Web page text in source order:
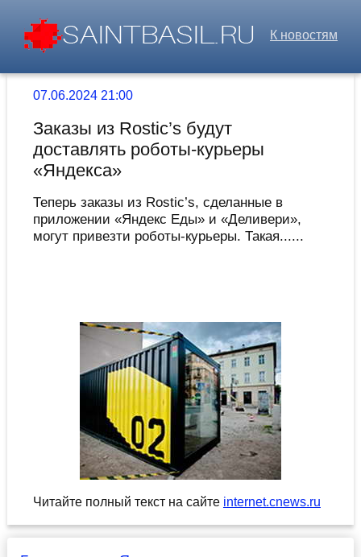
К новостям
07.06.2024 21:00
Заказы из Rostic’s будут
доставлять роботы-курьеры
«Яндекса»
Теперь заказы из Rostic’s, сделанные в
приложении «Яндекс Еды» и «Деливери»,
могут привезти роботы-курьеры. Такая......
Читайте полный текст на сайте internet.cnews.ru